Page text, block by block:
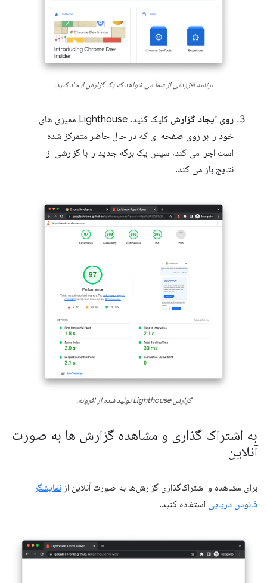
برنامه افزودنی از شما می خواهد که یک گزارش ایجاد کنید.
روی ایجاد گزارش
کلیک کنید. Lighthouse ممیزی های
خود را بر روی صفحه ای که در حال حاضر متمرکز شده
است اجرا می کند، سپس یک برگه جدید را با گزارشی از
نتایج باز می کند.
گزارش Lighthouse تولید شده از افزونه.
به اشتراک گذاری و مشاهده گزارش ها به صورت
آنلاین
برای مشاهده و اشتراک‌گذاری گزارش‌ها به صورت آنلاین از نمایشگر
فانوس دریایی استفاده کنید.